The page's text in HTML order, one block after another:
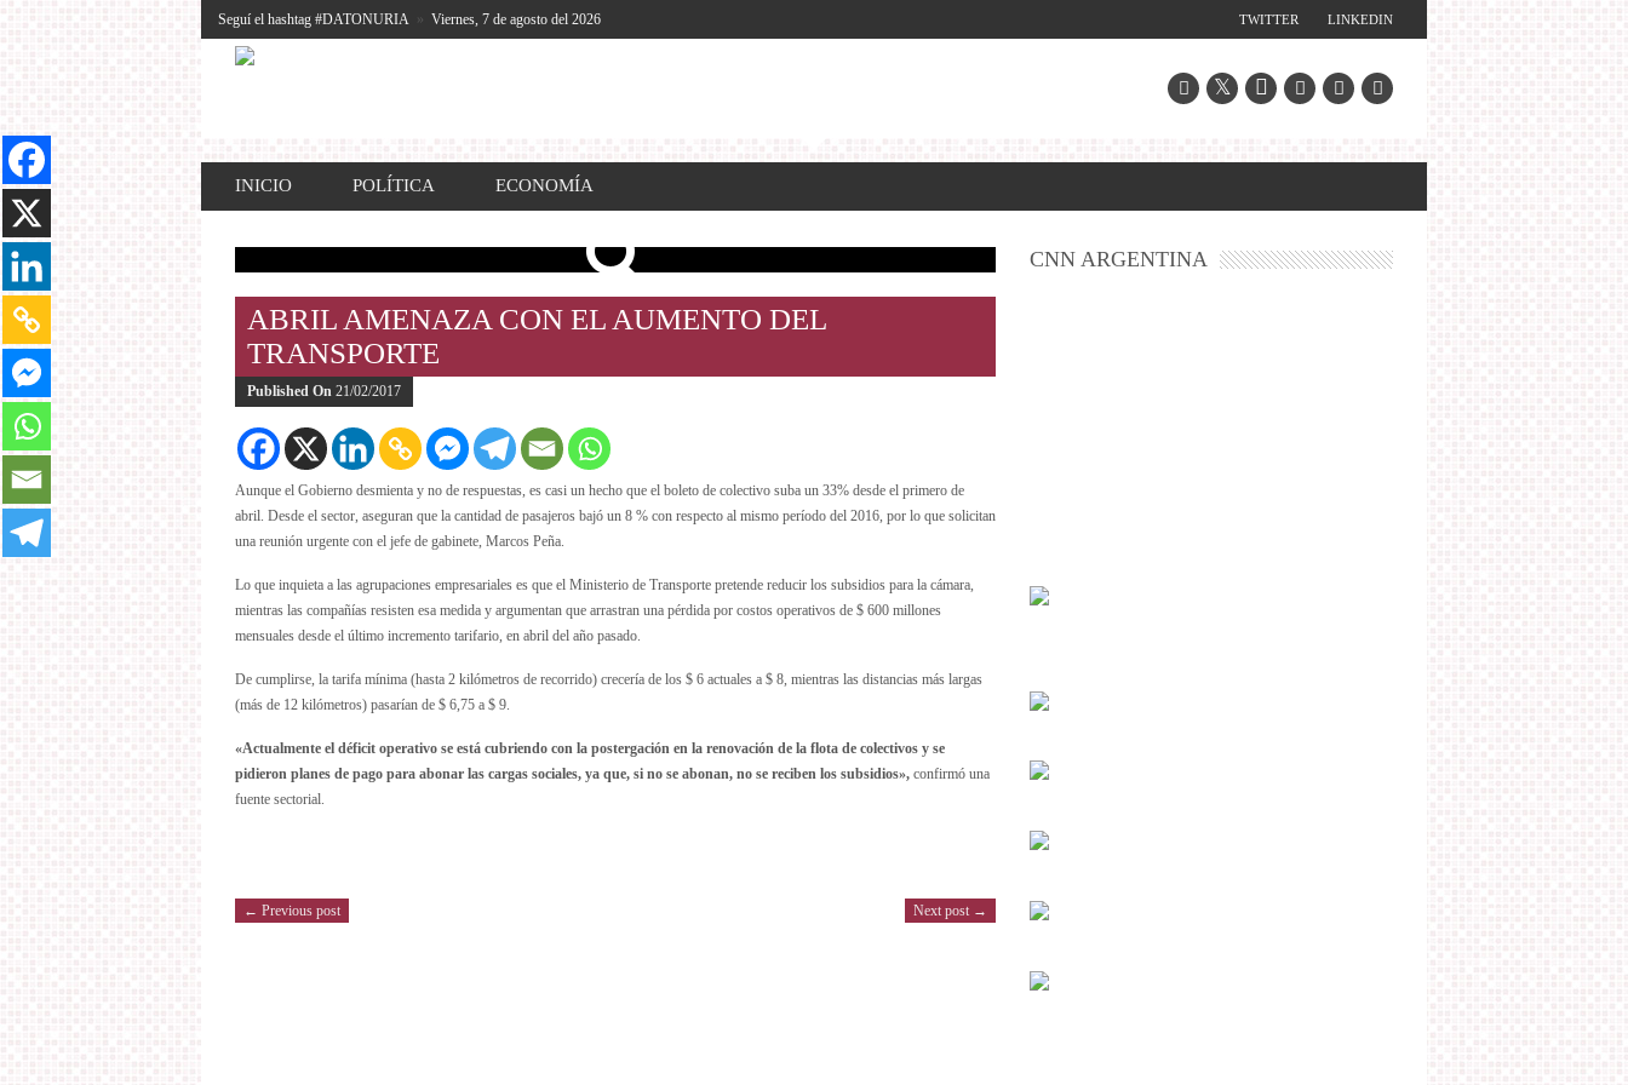
Seguí el hashtag #DATONURIA » Viernes, 7 de agosto del 2026 LINKEDIN
TWITTER
INICIO POLÍTICA ECONOMÍA
ABRIL AMENAZA CON EL AUMENTO DEL
TRANSPORTE
Published On 21/02/2017
Aunque el Gobierno desmienta y no de respuestas, es casi un hecho que el boleto de colectivo suba un 33% desde el primero de
abril. Desde el sector, aseguran que la cantidad de pasajeros bajó un 8 % con respecto al mismo período del 2016, por lo que solicitan
una reunión urgente con el jefe de gabinete, Marcos Peña.
Lo que inquieta a las agrupaciones empresariales es que el Ministerio de Transporte pretende reducir los subsidios para la cámara,
mientras las compañías resisten esa medida y argumentan que arrastran una pérdida por costos operativos de $ 600 millones
mensuales desde el último incremento tarifario, en abril del año pasado.
De cumplirse, la tarifa mínima (hasta 2 kilómetros de recorrido) crecería de los $ 6 actuales a $ 8, mientras las distancias más largas
(más de 12 kilómetros) pasarían de $ 6,75 a $ 9.
«Actualmente el déficit operativo se está cubriendo con la postergación en la renovación de la flota de colectivos y se
pidieron planes de pago para abonar las cargas sociales, ya que, si no se abonan, no se reciben los subsidios», confirmó una
fuente sectorial.
← Previous post Next post →
CNN ARGENTINA